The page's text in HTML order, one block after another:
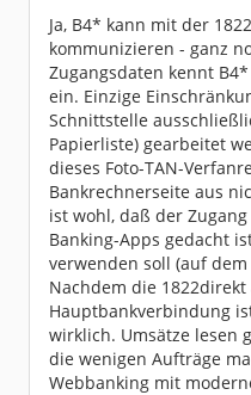
Dabei seit:
03 / 2007
Ja, B4* kann mit der
kommunizieren - ganz
Zugangsdaten kennt
ein. Einzige
Schnittstelle
Papierliste) gearbeitet
dieses Foto-TAN-
Bankrechnerseite aus
ist wohl, daß der
Banking-Apps gedacht
verwenden soll (auf
Nachdem die
Hauptbankverbindung
wirklich. Umsätze lesen
die wenigen Aufträge
Webbanking mit